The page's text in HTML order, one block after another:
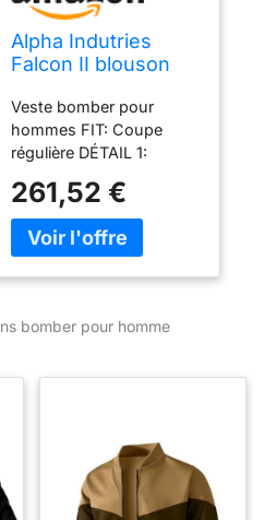
Alpha Indutries
Falcon II blouson
homme Dusty
Green
Veste bomber pour
hommes FIT: Coupe
régulière DÉTAIL 1:
contrastée DÉTAIL 2:
Poches spacieuses
261,52 €
bomber pour homme